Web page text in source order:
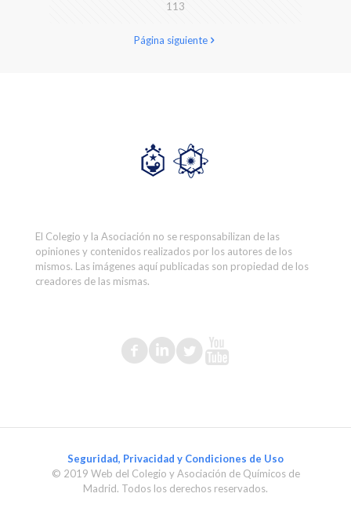
113
Página siguiente
El Colegio y la Asociación no se responsabilizan de las
opiniones y contenidos realizados por los autores de los
mismos. Las imágenes aquí publicadas son propiedad de los
creadores de las mismas.
Seguridad, Privacidad y Condiciones de Uso
© 2019 Web del Colegio y Asociación de Químicos de
Madrid. Todos los derechos reservados.